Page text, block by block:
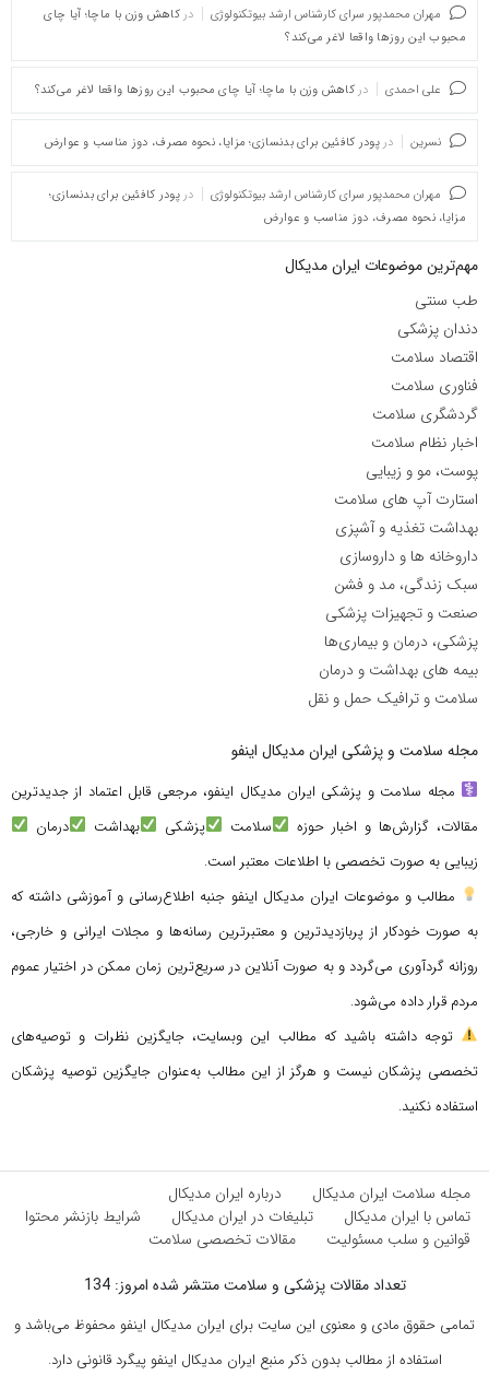
مهران محمدپور سرای کارشناس ارشد بیوتکنولوژی در کاهش وزن با ماچا؛ آیا چای
محبوب این روزها واقعا لاغر می‌کند؟
علی احمدی در کاهش وزن با ماچا؛ آیا چای محبوب این روزها واقعا لاغر می‌کند؟
نسرین در پودر کافئین برای بدنسازی؛ مزایا، نحوه مصرف، دوز مناسب و عوارض
مهران محمدپور سرای کارشناس ارشد بیوتکنولوژی در پودر کافئین برای بدنسازی؛
مزایا، نحوه مصرف، دوز مناسب و عوارض
مهم‌ترین موضوعات ایران مدیکال
طب سنتی
دندان پزشکی
اقتصاد سلامت
فناوری سلامت
گردشگری سلامت
اخبار نظام سلامت
پوست، مو و زیبایی
استارت آپ های سلامت
بهداشت تغذیه و آشپزی
داروخانه ها و داروسازی
سبک زندگی، مد و فشن
صنعت و تجهیزات پزشکی
پزشکی، درمان و بیماری‌ها
بیمه های بهداشت و درمان
سلامت و ترافیک حمل و نقل
مجله سلامت و پزشکی ایران مدیکال اینفو
مجله سلامت و پزشکی ایران مدیکال اینفو، مرجعی قابل اعتماد از جدیدترین
مقالات، گزارش‌ها و اخبار حوزه
سلامت پزشکی بهداشت
درمان
زیبایی به صورت تخصصی با اطلاعات معتبر است.
مطالب و موضوعات ایران مدیکال اینفو جنبه اطلاع‌رسانی و آموزشی داشته که
به صورت خودکار از پربازدیدترین و معتبرترین رسانه‌ها و مجلات ایرانی و خارجی،
روزانه گردآوری می‌گردد و به صورت آنلاین در سریع‌ترین زمان ممکن در اختیار عموم
مردم قرار داده می‌شود.
توجه داشته باشید که مطالب این وبسایت، جایگزین نظرات و توصیه‌های
تخصصی پزشکان نیست و هرگز از این مطالب به‌عنوان جایگزین توصیه پزشکان
استفاده نکنید.
مجله سلامت ایران مدیکال
درباره ایران مدیکال
تماس با ایران مدیکال
تبلیغات در ایران مدیکال
شرایط بازنشر محتوا
قوانین و سلب مسئولیت
مقالات تخصصی سلامت
تعداد مقالات پزشکی و سلامت منتشر شده امروز: 134
تمامی حقوق مادی و معنوی این سایت برای ایران مدیکال اینفو محفوظ می‌باشد و
استفاده از مطالب بدون ذکر منبع ایران مدیکال اینفو پیگرد قانونی دارد.